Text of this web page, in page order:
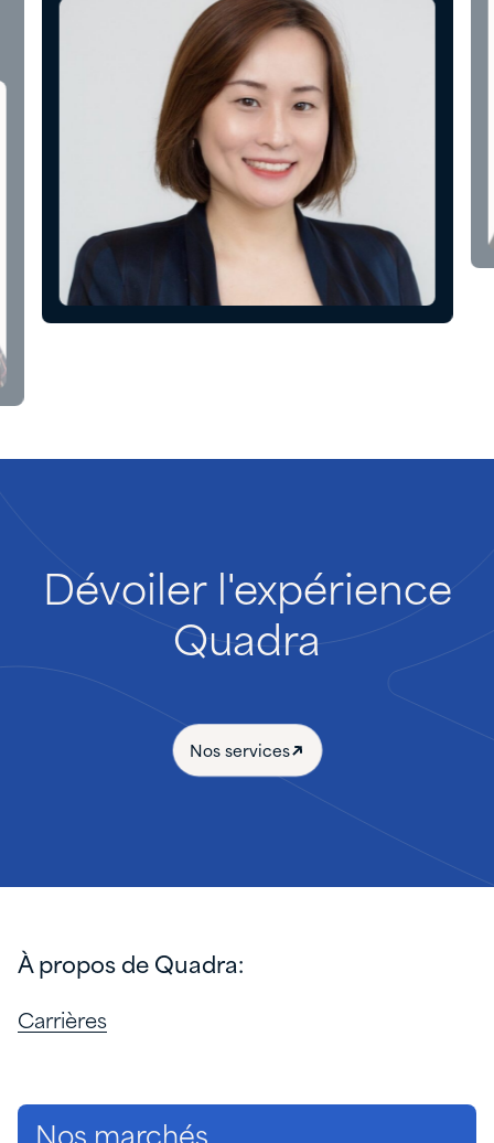
Dévoiler l'expérience
Quadra
Nos services
À propos de Quadra:
Carrières